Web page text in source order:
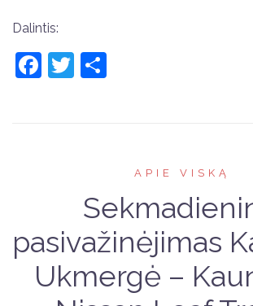
Dalintis:
Facebook
Twitter
APIE VISKĄ
pasivažinėjimas
Ukmergė –